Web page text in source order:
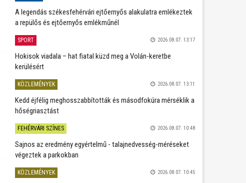
A legendás székesfehérvári ejtőernyős alakulatra emlékeztek
a repülős és ejtőernyős emlékműnél
SPORT 2026.08.07. 13:17
Hokisok viadala – hat fiatal küzd meg a Volán-keretbe
kerülésért
KÖZLEMÉNYEK 2026.08.07. 13:11
Kedd éjfélig meghosszabbították és másodfokúra mérséklik a
hőségriasztást
FEHÉRVÁRI SZÍNES 2026.08.07. 10:48
Sajnos az eredmény egyértelmű - talajnedvesség-méréseket
végeztek a parkokban
KÖZLEMÉNYEK 2026.08.07. 10:45